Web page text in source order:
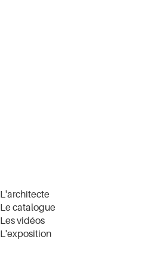
L'architecte
Le catalogue
Les vidéos
L'exposition